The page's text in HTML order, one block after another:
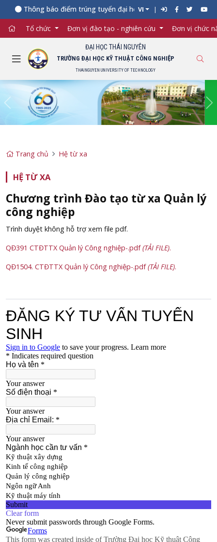
Thông báo điểm trúng tuyển đại học chính quy năm 2026
VI
Tổ chức Đơn vị đào tạo - nghiên cứu Đơn vị chức
ĐẠI HỌC THÁI NGUYÊN
TRƯỜNG ĐẠI HỌC KỸ THUẬT CÔNG NGHIỆP
THAINGUYEN UNIVERSITY OF TECHNOLOGY
Previous
Trang chủ Hệ từ xa
HỆ TỪ XA
Chương trình Đào tạo từ xa Quản lý
công nghiệp
Trình duyệt không hỗ trợ xem file pdf.
QĐ391 CTĐTTX Quản lý Công nghiệp-.pdf(TẢI FILE).
QĐ1504. CTĐTTX Quản lý Công nghiệp-.pdf(TẢI FILE).